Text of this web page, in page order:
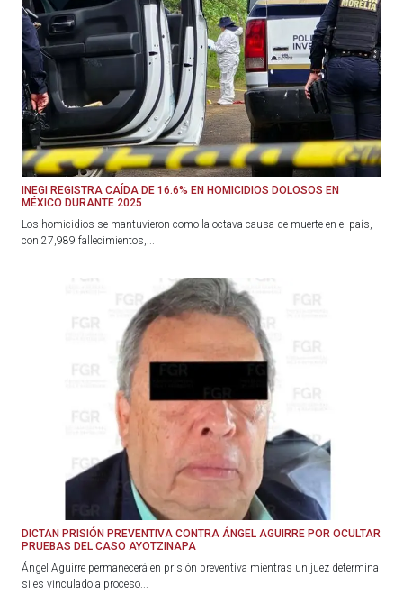
INEGI REGISTRA CAÍDA DE 16.6% EN HOMICIDIOS DOLOSOS EN
MÉXICO DURANTE 2025
Los homicidios se mantuvieron como la octava causa de muerte en el país,
con 27,989 fallecimientos,...
DICTAN PRISIÓN PREVENTIVA CONTRA ÁNGEL AGUIRRE POR OCULTAR
PRUEBAS DEL CASO AYOTZINAPA
Ángel Aguirre permanecerá en prisión preventiva mientras un juez determina
si es vinculado a proceso...